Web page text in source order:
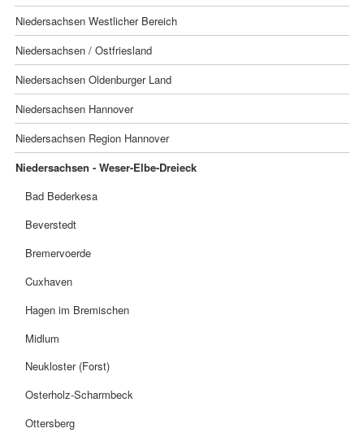
Niedersachsen Westlicher Bereich
Niedersachsen / Ostfriesland
Niedersachsen Oldenburger Land
Niedersachsen Hannover
Niedersachsen Region Hannover
Niedersachsen - Weser-Elbe-Dreieck
Bad Bederkesa
Beverstedt
Bremervoerde
Cuxhaven
Hagen im Bremischen
Midlum
Neukloster (Forst)
Osterholz-Scharmbeck
Ottersberg